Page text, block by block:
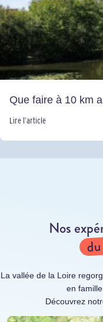
Que faire à 10 km
Lire l’article
Nos
La vallée de la Loire
en
Découvrez